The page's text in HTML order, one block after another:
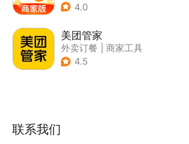
4.0
美团管家
外卖订餐
商家工具
4.5
联系我们